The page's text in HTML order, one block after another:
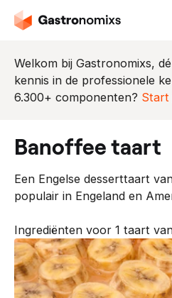
Welkom bij Gastronomixs,
kennis in de professionele
6.300+ componenten? Start
banoffee taart
Een Engelse desserttaart
populair in Engeland en
Ingrediënten voor 1 taart